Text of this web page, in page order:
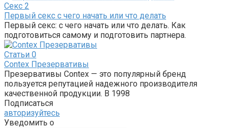
Секс 2
Первый секс с чего начать или что делать
Первый секс: с чего начать или что делать. Как
подготовиться самому и подготовить партнера.
Статьи 0
Contex Презервативы
Презервативы Contex — это популярный бренд
пользуется репутацией надежного производителя
качественной продукции. В 1998
Подписаться
авторизуйтесь
Уведомить о